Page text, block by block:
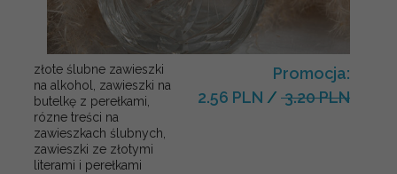
złote ślubne zawieszki
na alkohol, zawieszki na
butelkę z perełkami,
rózne treści na
zawieszkach ślubnych,
zawieszki ze złotymi
literami i perełkami
Promocja:
2.56 PLN / 3.20 PLN